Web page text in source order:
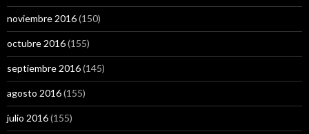
noviembre 2016(150)
octubre 2016(155)
septiembre 2016(145)
agosto 2016(155)
julio 2016(155)